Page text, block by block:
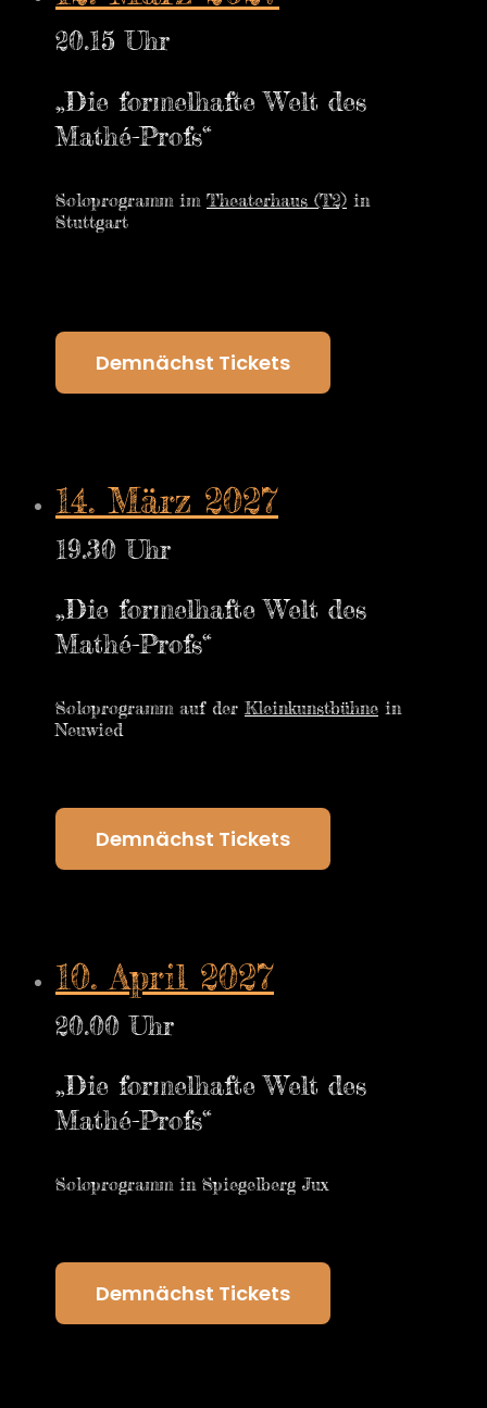
20.15 Uhr
„Die formelhafte Welt des
Mathé-Profs“
Soloprogramm im Theaterhaus (T2) in
Stuttgart
Demnächst Tickets
14. März 2027
19.30 Uhr
„Die formelhafte Welt des
Mathé-Profs“
Soloprogramm auf der Kleinkunstbühne in
Neuwied
Demnächst Tickets
10. April 2027
20.00 Uhr
„Die formelhafte Welt des
Mathé-Profs“
Soloprogramm in Spiegelberg Jux
Demnächst Tickets